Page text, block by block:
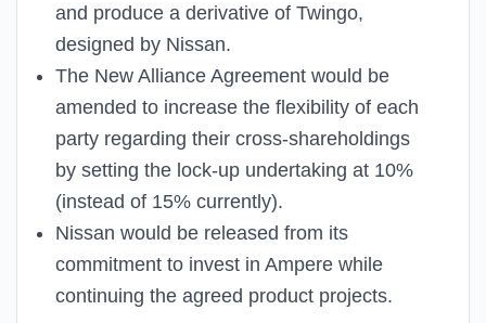
and produce a derivative of Twingo,
designed by Nissan.
The New Alliance Agreement would be
amended to increase the flexibility of each
party regarding their cross-shareholdings
by setting the lock-up undertaking at 10%
(instead of 15% currently).
Nissan would be released from its
commitment to invest in Ampere while
continuing the agreed product projects.